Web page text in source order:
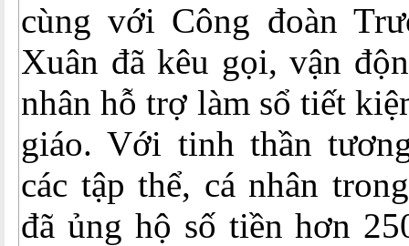
cùng với Công đoàn
Xuân đã kêu gọi, vận
nhân hỗ trợ làm sổ tiết
giáo. Với tinh thần
các tập thể, cá nhân
đã ủng hộ số tiền hơn